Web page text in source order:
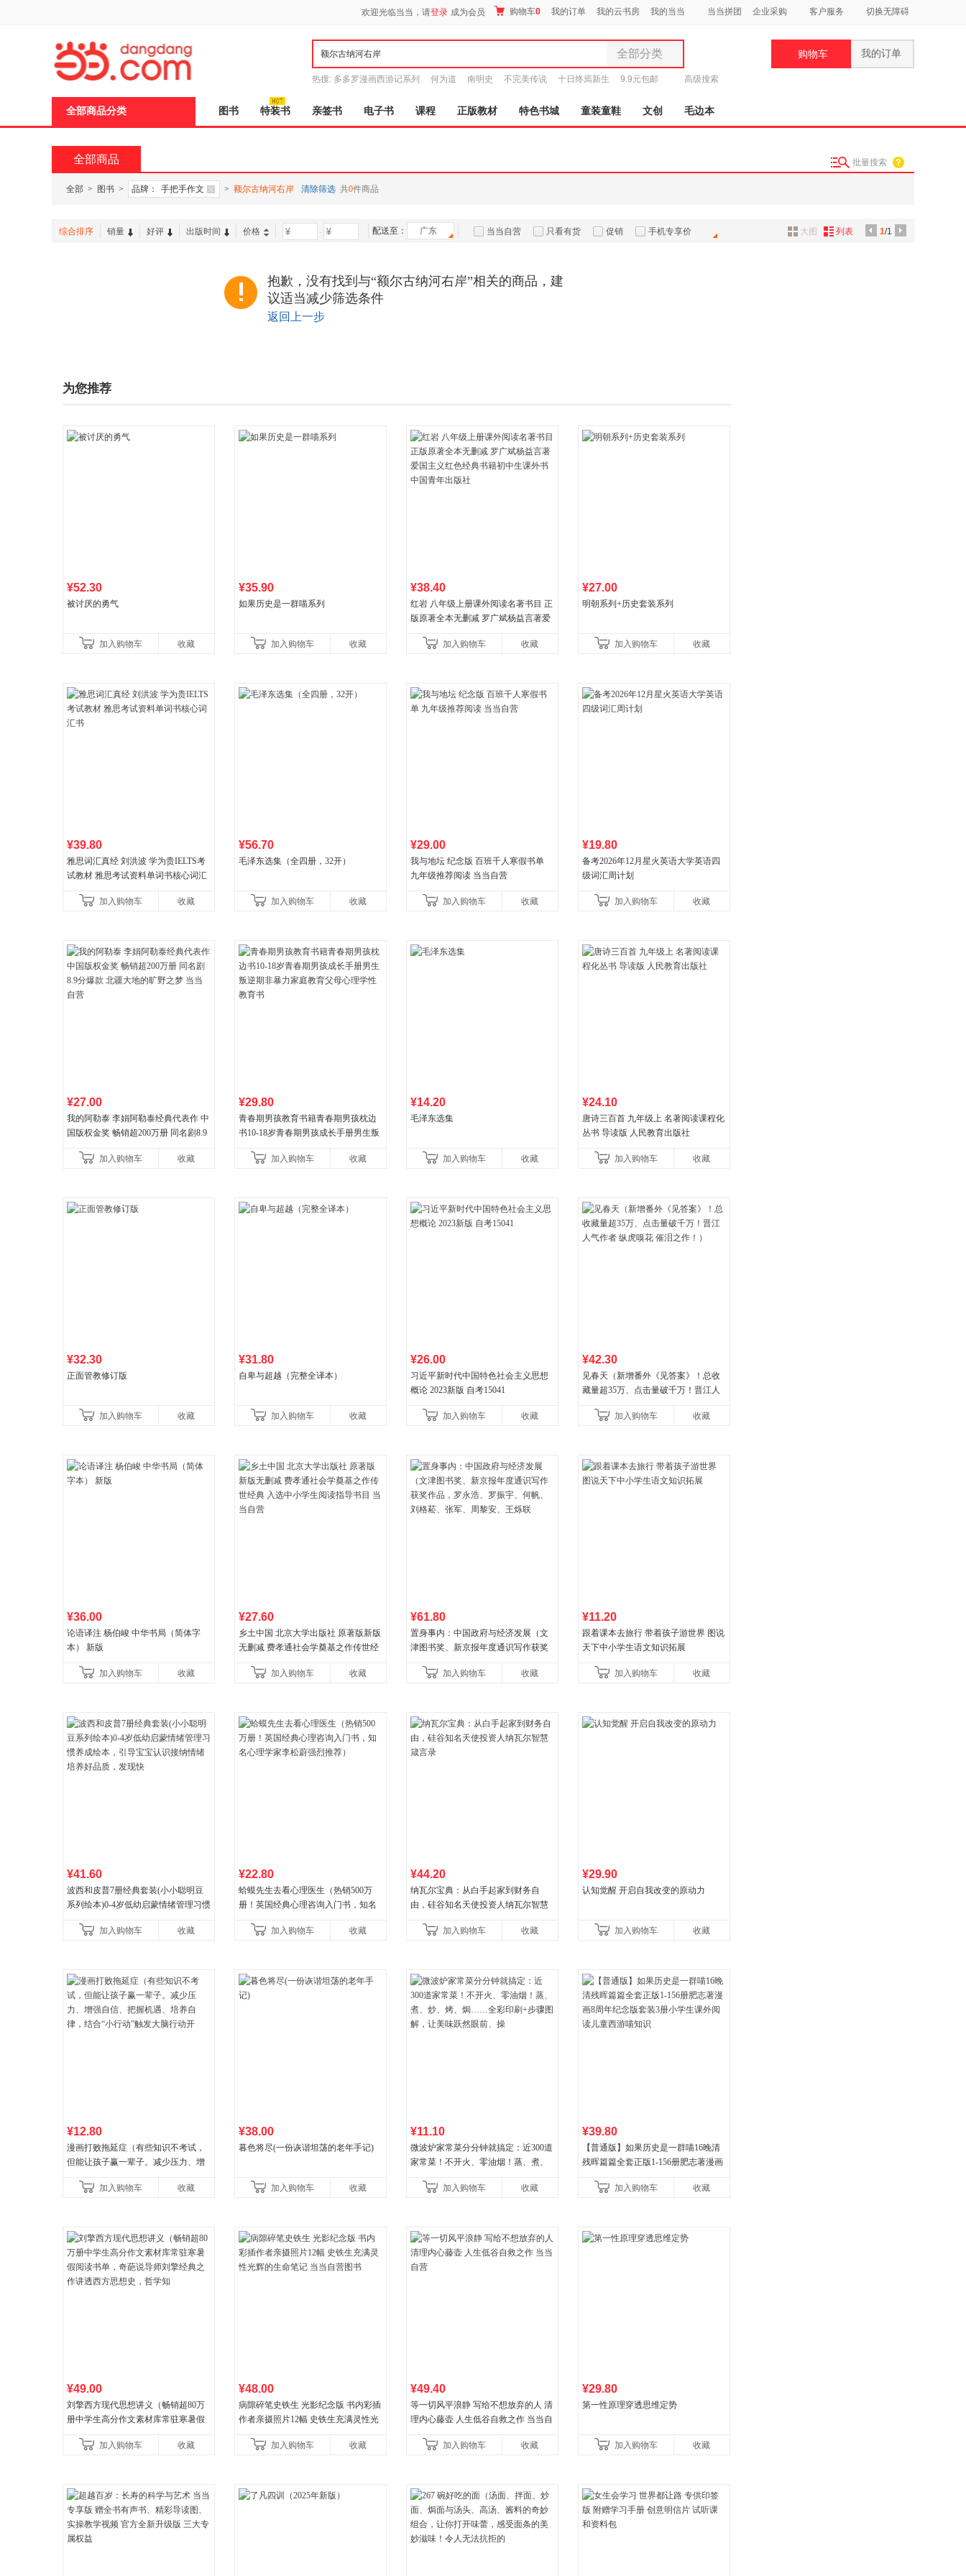
欢迎光临当当，请登录 成为会员 购物车0 我的订单 我的云书房 我的当当 当当拼团 企业采购 客户服务 切换无障碍
全部分类
全部分类
图书
电子书
孕婴服饰
数码影音
热搜: 多多罗漫画西游记系列 何为道 南明史 不完美传说 十日终焉新生 9.9元包邮 高级搜索
购物车 我的订单
全部商品分类 图书 特装书 亲签书 电子书 课程 正版教材 特色书城 童装童鞋 文创 毛边本
全部商品 批量搜索
全部 > 图书 > 品牌： 手把手作文 > 额尔古纳河右岸 清除筛选 共0件商品
综合排序 销量 好评 出版时间 价格 - 配送至： 广东 当当自营 只看有货 促销 手机专享价 1/1
大图 列表
抱歉，没有找到与“额尔古纳河右岸”相关的商品，建
议适当减少筛选条件
返回上一步
为您推荐
¥52.30
被讨厌的勇气
加入购物车 收藏
¥35.90
如果历史是一群喵系列
加入购物车 收藏
¥38.40
红岩 八年级上册课外阅读名著书目 正
版原著全本无删减 罗广斌杨益言著爱
国青年出版社加入购物车 收藏
¥27.00
明朝系列+历史套装系列
加入购物车 收藏
¥39.80
雅思词汇真经 刘洪波 学为贵IELTS考
试教材 雅思考试资料单词书核心词汇
加入购物车
收藏
¥56.70
毛泽东选集（全四册，32开）
加入购物车 收藏
¥29.00
我与地坛 纪念版 百班千人寒假书单
九年级推荐阅读 当当自营
加入购物车 收藏
¥19.80
备考2026年12月星火英语大学英语四
级词汇周计划
加入购物车 收藏
¥27.00
我的阿勒泰 李娟阿勒泰经典代表作 中
国版权金奖 畅销超200万册 同名剧8.9
加入购物车
收藏
¥29.80
青春期男孩教育书籍青春期男孩枕边
书10-18岁青春期男孩成长手册男生叛
育书
加入购物车 收藏
¥14.20
毛泽东选集
加入购物车 收藏
¥24.10
唐诗三百首 九年级上 名著阅读课程化
丛书 导读版 人民教育出版社
加入购物车 收藏
¥32.30
正面管教修订版
加入购物车 收藏
¥31.80
自卑与超越（完整全译本）
加入购物车 收藏
¥26.00
习近平新时代中国特色社会主义思想
概论 2023新版 自考15041
加入购物车 收藏
¥42.30
见春天（新增番外《见答案》！总收
藏量超35万、点击量破千万！晋江人
加入购物车
收藏
¥36.00
论语译注 杨伯峻 中华书局（简体字
本） 新版
加入购物车 收藏
¥27.60
乡土中国 北京大学出版社 原著版新版
无删减 费孝通社会学奠基之作传世经
加入购物车 收藏
¥61.80
置身事内：中国政府与经济发展（文
津图书奖、新京报年度通识写作获奖
菘、张军、周黎安、王烁联
加入购物车 收藏
¥11.20
跟着课本去旅行 带着孩子游世界 图说
天下中小学生语文知识拓展
加入购物车 收藏
¥41.60
波西和皮普7册经典套装(小小聪明豆
系列绘本)0-4岁低幼启蒙情绪管理习惯
养好品质，发现快
加入购物车 收藏
¥22.80
蛤蟆先生去看心理医生（热销500万
册！英国经典心理咨询入门书，知名
加入购物车
收藏
¥44.20
纳瓦尔宝典：从白手起家到财务自
由，硅谷知名天使投资人纳瓦尔智慧
加入购物车
收藏
¥29.90
认知觉醒 开启自我改变的原动力
加入购物车 收藏
¥12.80
漫画打败拖延症（有些知识不考试，
但能让孩子赢一辈子。减少压力、增
合“小行动”触发大脑行动开
加入购物车 收藏
¥38.00
暮色将尽(一份诙谐坦荡的老年手记)
加入购物车 收藏
¥11.10
微波炉家常菜分分钟就搞定：近300道
家常菜！不开火、零油烟！蒸、煮、
让美味跃然眼前、操
加入购物车 收藏
¥39.80
【普通版】如果历史是一群喵16晚清
残晖篇篇全套正版1-156册肥志著漫画
儿童西游喵知识
加入购物车 收藏
¥49.00
刘擎西方现代思想讲义（畅销超80万
册中学生高分作文素材库常驻寒暑假
讲透西方思想史，哲学知
加入购物车 收藏
¥48.00
病隙碎笔史铁生 光影纪念版 书内彩插
作者亲摄照片12幅 史铁生充满灵性光
加入购物车
收藏
¥49.40
等一切风平浪静 写给不想放弃的人 清
理内心藤壶 人生低谷自救之作 当当自
加入购物车
收藏
¥29.80
第一性原理穿透思维定势
加入购物车 收藏
页